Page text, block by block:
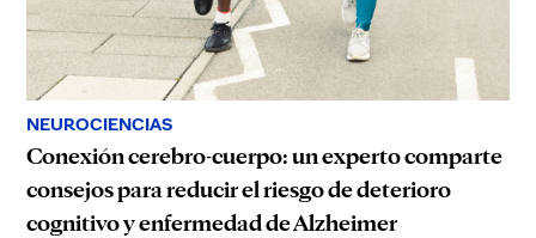
NEUROCIENCIAS
Conexión cerebro-cuerpo: un experto comparte
consejos para reducir el riesgo de deterioro
cognitivo y enfermedad de Alzheimer